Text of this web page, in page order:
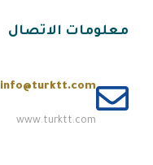
معلومات الاتصال
info@turktt.com
www.turktt.com